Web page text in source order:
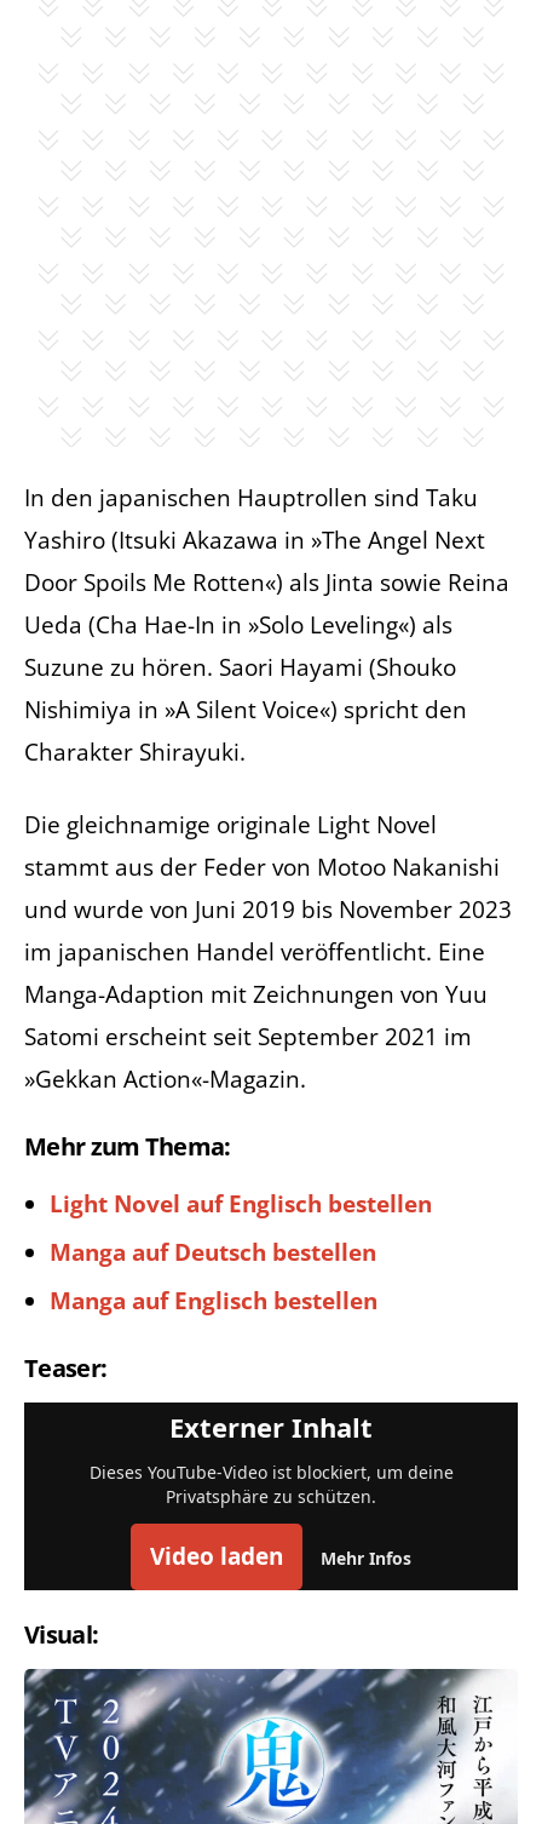
In den japanischen Hauptrollen sind Taku
Yashiro (Itsuki Akazawa in »The Angel Next
Door Spoils Me Rotten«) als Jinta sowie Reina
Ueda (Cha Hae-In in »Solo Leveling«) als
Suzune zu hören. Saori Hayami (Shouko
Nishimiya in »A Silent Voice«) spricht den
Charakter Shirayuki.
Die gleichnamige originale Light Novel
stammt aus der Feder von Motoo Nakanishi
und wurde von Juni 2019 bis November 2023
im japanischen Handel veröffentlicht. Eine
Manga-Adaption mit Zeichnungen von Yuu
Satomi erscheint seit September 2021 im
»Gekkan Action«-Magazin.
Mehr zum Thema:
Light Novel auf Englisch bestellen
Manga auf Deutsch bestellen
Manga auf Englisch bestellen
Teaser:
Externer Inhalt
Dieses YouTube-Video ist blockiert, um deine
Privatsphäre zu schützen.
Video laden Mehr Infos
Visual: